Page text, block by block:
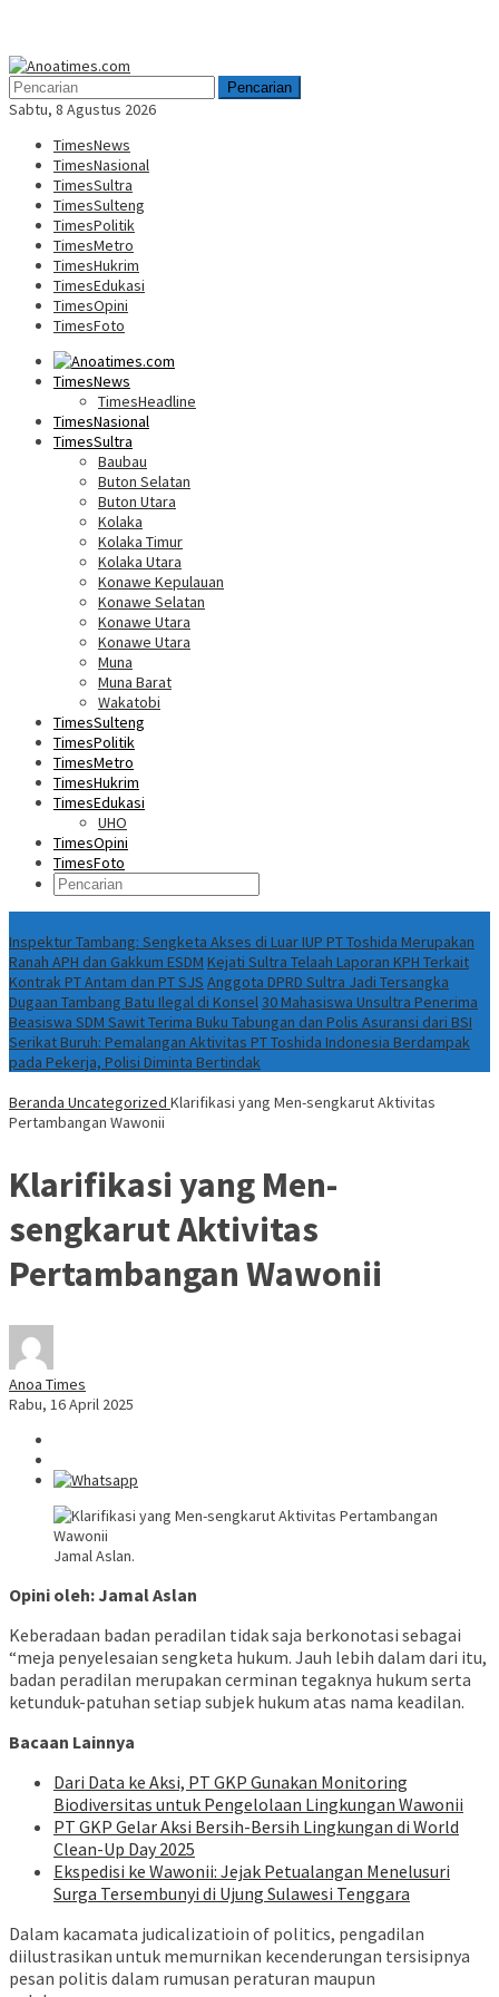
Menu
Mobile
Pencarian
Sabtu, 8 Agustus 2026
TimesNews
TimesNasional
TimesSultra
TimesSulteng
TimesPolitik
TimesMetro
TimesHukrim
TimesEdukasi
TimesOpini
TimesFoto
TimesNews
TimesHeadline
TimesNasional
TimesSultra
Baubau
Buton Selatan
Buton Utara
Kolaka
Kolaka Timur
Kolaka Utara
Konawe Kepulauan
Konawe Selatan
Konawe Utara
Konawe Utara
Muna
Muna Barat
Wakatobi
TimesSulteng
TimesPolitik
TimesMetro
TimesHukrim
TimesEdukasi
UHO
TimesOpini
TimesFoto
Inspektur Tambang: Sengketa Akses di Luar IUP PT Toshida Merupakan
Ranah APH dan Gakkum ESDM Kejati Sultra Telaah Laporan KPH Terkait
Kontrak PT Antam dan PT SJS Anggota DPRD Sultra Jadi Tersangka
Dugaan Tambang Batu Ilegal di Konsel30 Mahasiswa Unsultra Penerima
Beasiswa SDM Sawit Terima Buku Tabungan dan Polis Asuransi dari BSI
Serikat Buruh: Pemalangan Aktivitas PT Toshida Indonesia Berdampak
pada Pekerja, Polisi Diminta Bertindak
Beranda Uncategorized Klarifikasi yang Men-sengkarut Aktivitas
Pertambangan Wawonii
Klarifikasi yang Men-
sengkarut Aktivitas
Pertambangan Wawonii
Anoa Times
Rabu, 16 April 2025
Jamal Aslan.
Opini oleh: Jamal Aslan
Keberadaan badan peradilan tidak saja berkonotasi sebagai
“meja penyelesaian sengketa hukum. Jauh lebih dalam dari itu,
badan peradilan merupakan cerminan tegaknya hukum serta
ketunduk-patuhan setiap subjek hukum atas nama keadilan.
Bacaan Lainnya
Dari Data ke Aksi, PT GKP Gunakan Monitoring
Biodiversitas untuk Pengelolaan Lingkungan Wawonii
PT GKP Gelar Aksi Bersih-Bersih Lingkungan di World
Clean-Up Day 2025
Ekspedisi ke Wawonii: Jejak Petualangan Menelusuri
Surga Tersembunyi di Ujung Sulawesi Tenggara
Dalam kacamata judicalizatioin of politics, pengadilan
diilustrasikan untuk memurnikan kecenderungan tersisipnya
pesan politis dalam rumusan peraturan maupun